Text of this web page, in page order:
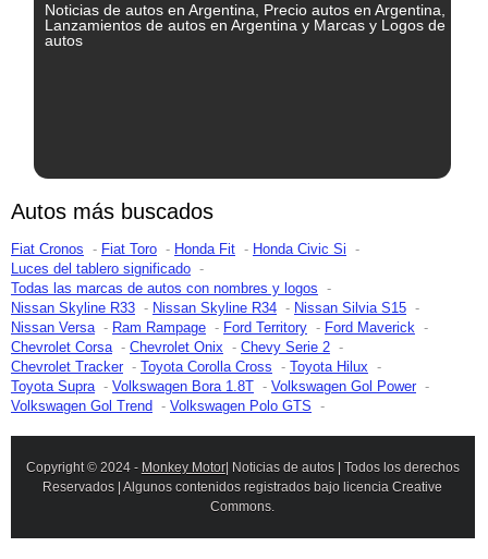
Noticias de autos en Argentina, Precio autos en Argentina,
Lanzamientos de autos en Argentina y Marcas y Logos de
autos
Autos más buscados
Fiat Cronos Fiat Toro Honda Fit
Honda Civic Si
Luces del tablero significado
Todas las marcas de autos con nombres y logos
Nissan Skyline R33
Nissan Skyline R34
Nissan Silvia S15
Nissan Versa
Ram Rampage Ford Territory
Ford Maverick
Chevrolet Corsa
Chevrolet Onix
Chevy Serie 2
Chevrolet Tracker
Toyota Corolla Cross
Toyota Hilux
Toyota Supra
Volkswagen Bora 1.8T
Volkswagen Gol Power
Volkswagen Gol Trend
Volkswagen Polo GTS
Copyright © 2024 - Monkey Motor| Noticias de autos | Todos los derechos
Reservados | Algunos contenidos registrados bajo licencia Creative
Commons.